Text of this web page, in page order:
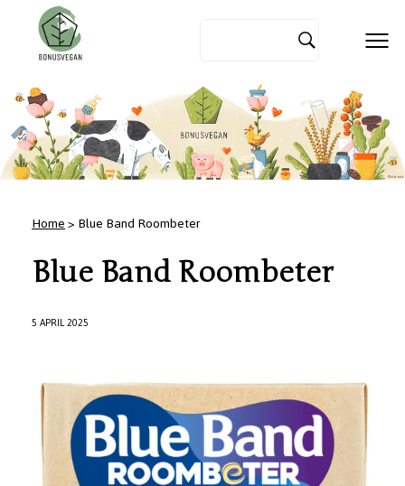
Home> Blue Band Roombeter
Blue Band Roombeter
5 APRIL 2025